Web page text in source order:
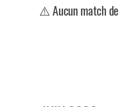
⚠️ Aucun match de